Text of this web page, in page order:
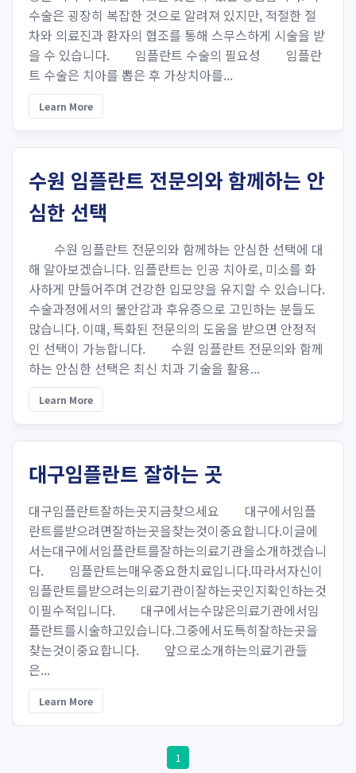
수술은 굉장히 복잡한 것으로 알려져 있지만, 적절한 절
차와 의료진과 환자의 협조를 통해 스무스하게 시술을 받
을 수 있습니다. 임플란트 수술의 필요성 임플란
트 수술은 치아를 뽑은 후 가상치아를...
Learn More
수원 임플란트 전문의와 함께하는 안
심한 선택
수원 임플란트 전문의와 함께하는 안심한 선택에 대
해 알아보겠습니다. 임플란트는 인공 치아로, 미소를 화
사하게 만들어주며 건강한 입모양을 유지할 수 있습니다.
수술과정에서의 불안감과 후유증으로 고민하는 분들도
많습니다. 이때, 특화된 전문의의 도움을 받으면 안정적
인 선택이 가능합니다. 수원 임플란트 전문의와 함께
하는 안심한 선택은 최신 치과 기술을 활용...
Learn More
대구임플란트 잘하는 곳
대구임플란트잘하는곳지금찾으세요 대구에서임플
란트를받으려면잘하는곳을찾는것이중요합니다.이글에
서는대구에서임플란트를잘하는의료기관을소개하겠습니
다. 임플란트는매우중요한치료입니다.따라서자신이
임플란트를받으려는의료기관이잘하는곳인지확인하는것
이필수적입니다. 대구에서는수많은의료기관에서임
플란트를시술하고있습니다.그중에서도특히잘하는곳을
찾는것이중요합니다. 앞으로소개하는의료기관들
은...
Learn More
1